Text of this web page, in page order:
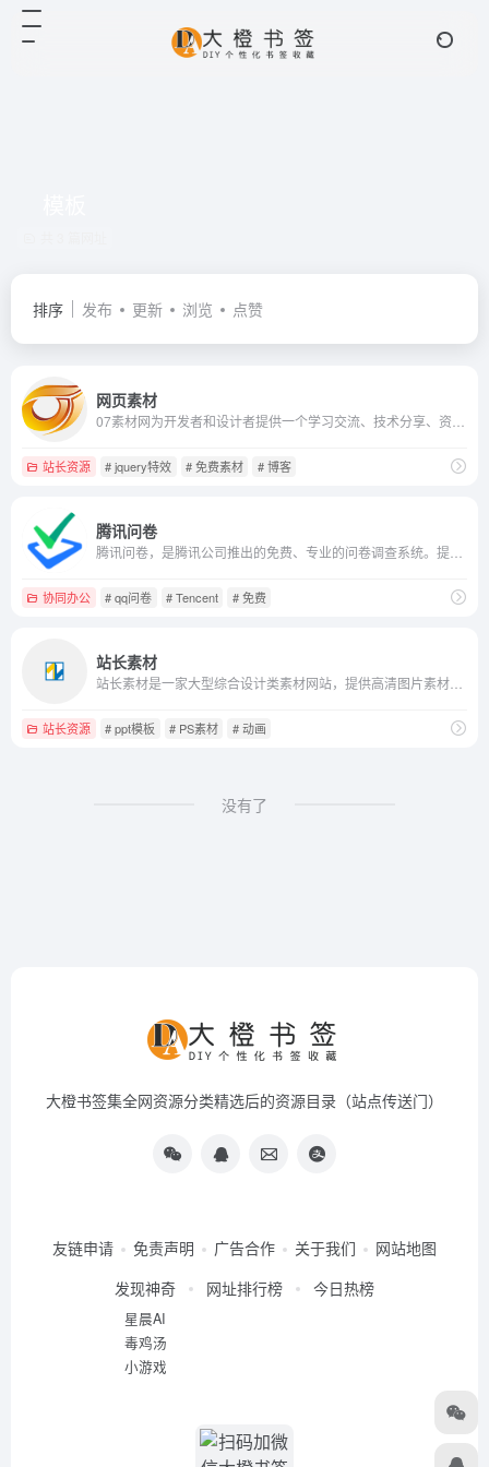
排序 发布 更新 浏览 点赞
网页素材
站长资源 # jquery特效 # 免费素材 # 博客
腾讯问卷
协同办公 # qq问卷 # Tencent # 免费
站长素材
站长资源 # ppt模板 # PS素材 # 动画
没有了
大橙书签集全网资源分类精选后的资源目录（站点传送门）
友链申请 免责声明 广告合作 关于我们
网站地图
发现神奇
星晨AI
毒鸡汤
小游戏
网址排行榜 今日热榜